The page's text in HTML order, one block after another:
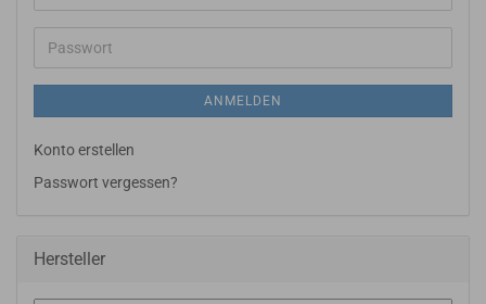
Mail-
Adresse
Passwort
ANMELDEN
Konto erstellen
Passwort vergessen?
Hersteller